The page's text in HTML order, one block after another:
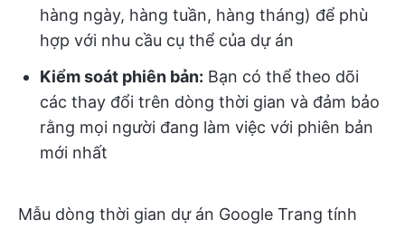
hàng ngày, hàng tuần, hàng tháng) để phù
hợp với nhu cầu cụ thể của dự án
Kiểm soát phiên bản: Bạn có thể theo dõi
các thay đổi trên dòng thời gian và đảm bảo
rằng mọi người đang làm việc với phiên bản
mới nhất
Mẫu dòng thời gian dự án Google Trang tính